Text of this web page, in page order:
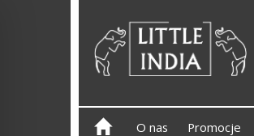
O nas Promocje